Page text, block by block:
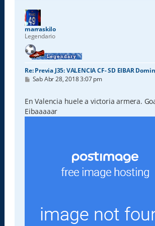
marraskilo
Legendario
Re: Previa J35: VALENCIA CF- SD EIBAR
M
s
a
j
Sab Abr 28, 2018 3:07 pm
En Valencia huele a victoria armera.
Eibaaaaar